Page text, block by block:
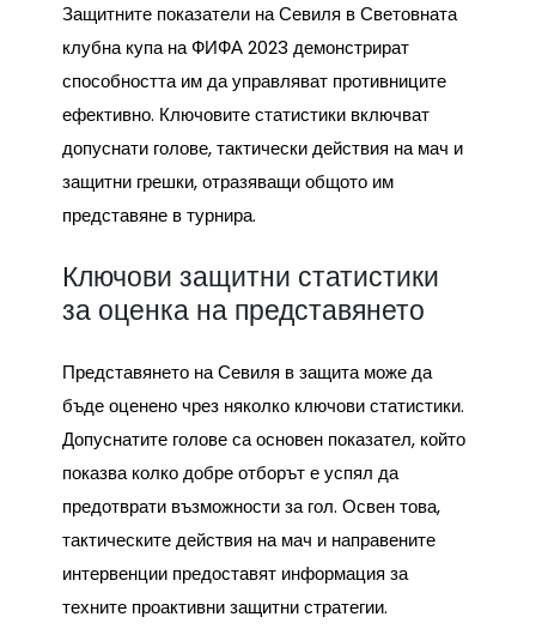
Защитните показатели на Севиля в Световната
клубна купа на ФИФА 2023 демонстрират
способността им да управляват противниците
ефективно. Ключовите статистики включват
допуснати голове, тактически действия на мач и
защитни грешки, отразяващи общото им
представяне в турнира.
Ключови защитни статистики
за оценка на представянето
Представянето на Севиля в защита може да
бъде оценено чрез няколко ключови статистики.
Допуснатите голове са основен показател, който
показва колко добре отборът е успял да
предотврати възможности за гол. Освен това,
тактическите действия на мач и направените
интервенции предоставят информация за
техните проактивни защитни стратегии.